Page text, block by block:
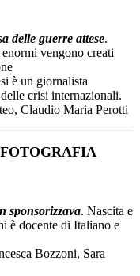
delle guerre attese.
vengono creati
è un giornalista
crisi internazionali.
Claudio Maria Perotti
sponsorizzava. Nascita e
è docente di Italiano e
Bozzoni, Sara